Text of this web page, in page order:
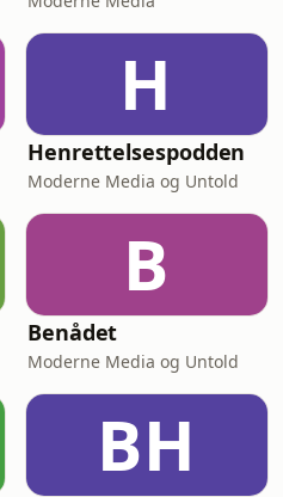
H
Henrettelsespodden
Moderne Media og Untold
B
Benådet
Moderne Media og Untold
BH